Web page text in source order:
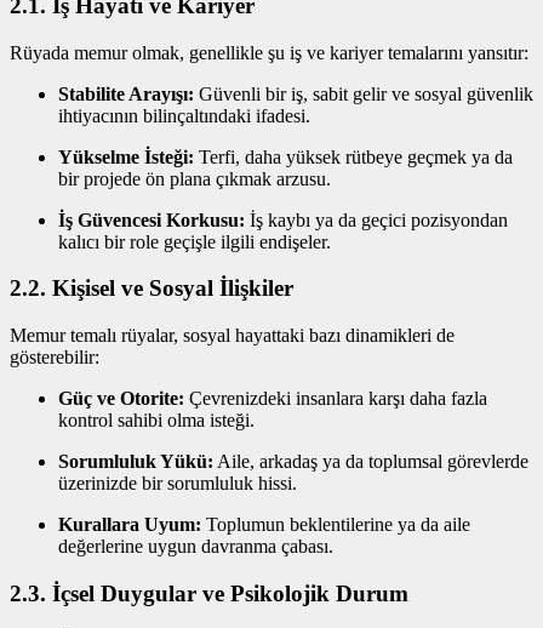
2.1. İş Hayatı ve Kariyer
Rüyada memur olmak, genellikle şu iş ve kariyer temalarını yansıtır:
Stabilite Arayışı: Güvenli bir iş, sabit gelir ve sosyal güvenlik
ihtiyacının bilinçaltındaki ifadesi.
Yükselme İsteği: Terfi, daha yüksek rütbeye geçmek ya da
bir projede ön plana çıkmak arzusu.
İş Güvencesi Korkusu: İş kaybı ya da geçici pozisyondan
kalıcı bir role geçişle ilgili endişeler.
2.2. Kişisel ve Sosyal İlişkiler
Memur temalı rüyalar, sosyal hayattaki bazı dinamikleri de
gösterebilir:
Güç ve Otorite: Çevrenizdeki insanlara karşı daha fazla
kontrol sahibi olma isteği.
Sorumluluk Yükü: Aile, arkadaş ya da toplumsal görevlerde
üzerinizde bir sorumluluk hissi.
Kurallara Uyum: Toplumun beklentilerine ya da aile
değerlerine uygun davranma çabası.
2.3. İçsel Duygular ve Psikolojik Durum